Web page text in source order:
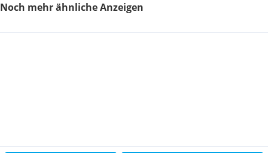
Noch mehr ähnliche Anzeigen